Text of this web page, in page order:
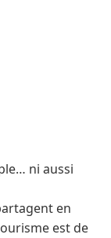
ni aussi
en
est de